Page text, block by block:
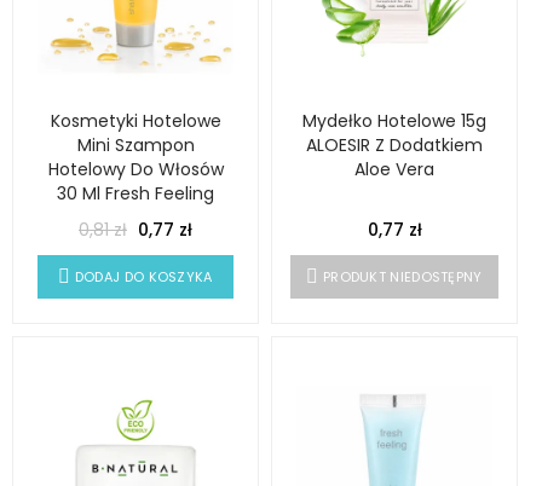
Kosmetyki Hotelowe
Mini Szampon
Hotelowy Do Włosów
30 Ml Fresh Feeling
0,81 zł 0,77 zł
DODAJ DO KOSZYKA
Mydełko Hotelowe 15g
ALOESIR Z Dodatkiem
Aloe Vera
0,77 zł
PRODUKT NIEDOSTĘPNY